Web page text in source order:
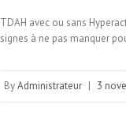
TDAH avec ou sans
signes à ne pas manquer
ByAdministrateur | 3